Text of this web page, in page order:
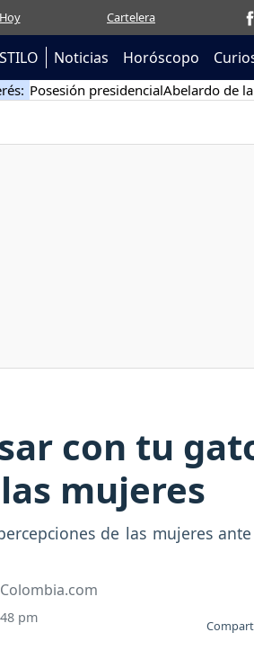
Cartelera
Noticias Horóscopo
Posesión presidencialAbelardo de
con tu
mujeres
de las mujeres
pm